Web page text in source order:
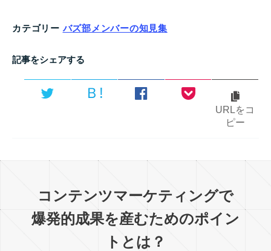
カテゴリー バズ部メンバーの知見集
記事をシェアする
Ｂ!
URLをコ
ピー
コンテンツマーケティングで
爆発的成果を産むためのポイン
トとは？